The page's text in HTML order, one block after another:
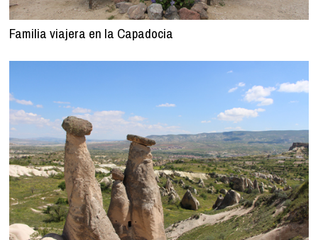
Familia viajera en la Capadocia